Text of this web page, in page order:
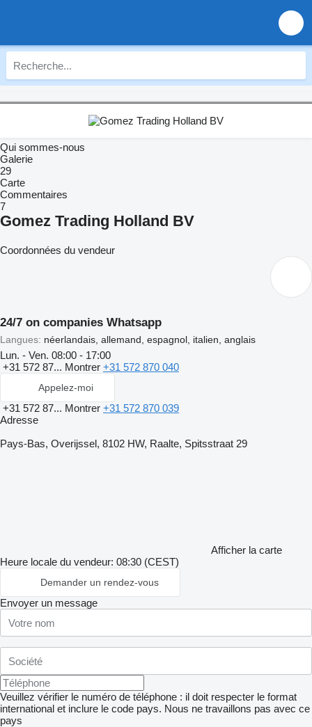
Qui sommes-nous
Galerie
29
Carte
Commentaires
7
Gomez Trading Holland BV
Coordonnées du vendeur
24/7 on companies Whatsapp
Langues: néerlandais, allemand, espagnol, italien, anglais
Lun. - Ven. 08:00 - 17:00
+31 572 87... Montrer +31 572 870 040
Appelez-moi
+31 572 87... Montrer +31 572 870 039
Adresse
Pays-Bas, Overijssel, 8102 HW, Raalte, Spitsstraat 29
Afficher la carte
Heure locale du vendeur: 08:30 (CEST)
Demander un rendez-vous
Envoyer un message
Veuillez vérifier le numéro de téléphone : il doit respecter le format
international et inclure le code pays. Nous ne travaillons pas avec ce
pays